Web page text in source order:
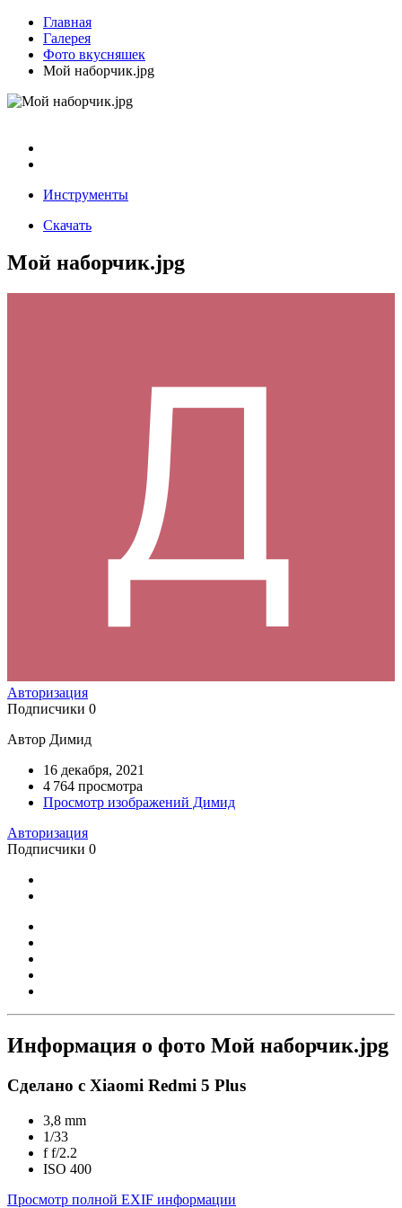
Главная
Галерея
Фото вкусняшек
Мой наборчик.jpg
Инструменты
Скачать
Мой наборчик.jpg
Авторизация
Подписчики 0
Автор Димид
16 декабря, 2021
4 764 просмотра
Просмотр изображений Димид
Авторизация
Подписчики 0
Информация о фото Мой наборчик.jpg
Сделано с Xiaomi Redmi 5 Plus
3,8 mm
1/33
ff/2.2
ISO 400
Просмотр полной EXIF информации